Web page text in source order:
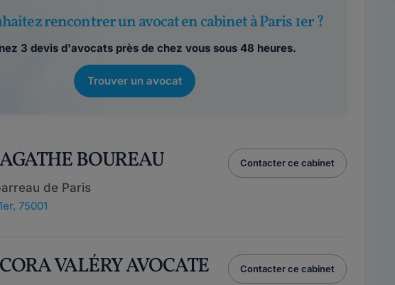
rencontrer un avocat en cabinet à Paris 1er ?
3 devis d'avocats près de chez vous sous 48 heures.
Trouver un avocat
BOUREAU
de Paris
75001
Contacter ce cabinet
VALÉRY AVOCATE Contacter ce cabinet